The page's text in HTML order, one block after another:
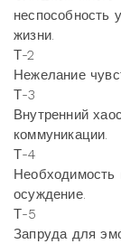
неспособность
жизни.
Т-2
Нежелание
Т-3
Внутренний
коммуникации.
Т-4
Необходимость
осуждение.
Т-5
Запруда для